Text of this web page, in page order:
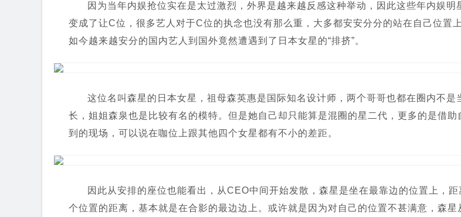
因为当年内娱抢位实在是太过激烈，外界是越来越反感这种举动，因此这些年内娱明
变成了让C位，很多艺人对于C位的执念也没有那么重，大多都安安分分的站在自己位置
如今越来越安分的国内艺人到国外竟然遭遇到了日本女星的“排挤”。
这位名叫森星的日本女星，祖母森英惠是国际知名设计师，两个哥哥也都在圈内不是
长，姐姐森泉也是比较有名的模特。但是她自己却只能算是混圈的星二代，更多的是借助
到的现场，可以说在咖位上跟其他四个女星都有不小的差距。
因此从安排的座位也能看出，从CEO中间开始发散，森星是坐在最靠边的位置上，
个位置的距离，基本就是在合影的最边边上。或许就是因为对自己的位置不甚满意，森星